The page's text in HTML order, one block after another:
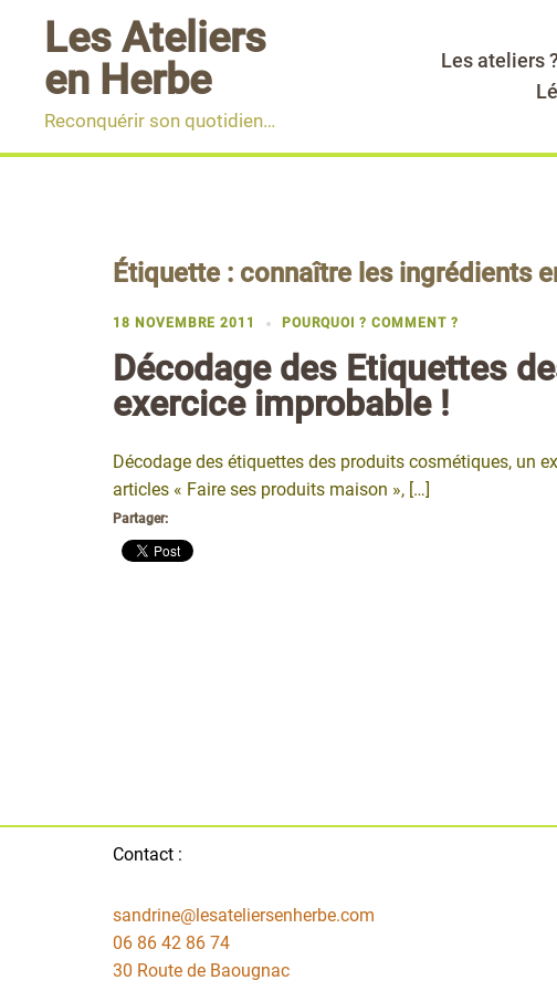
contenu
Les Ateliers
en Herbe
Reconquérir son quotidien…
Les ateliers ?
Étiquette : connaître les ingrédients
18 NOVEMBRE 2011 POURQUOI ? COMMENT ?
Décodage des Etiquettes
exercice improbable !
Décodage des étiquettes des produits cosmétiques, un
articles « Faire ses produits maison », […]
Partager:
Contact :
sandrine@lesateliersenherbe.com
06 86 42 86 74
30 Route de Baougnac